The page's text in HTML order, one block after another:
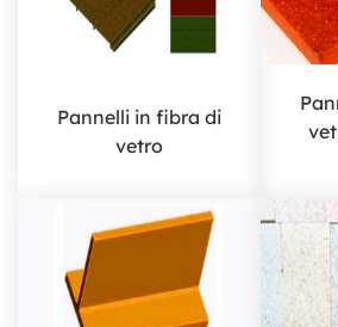
Pannelli in fibra di
vetro